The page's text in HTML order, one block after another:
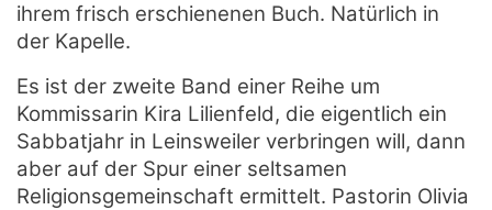
ihrem frisch erschienenen Buch. Natürlich in
der Kapelle.
Es ist der zweite Band einer Reihe um
Kommissarin Kira Lilienfeld, die eigentlich ein
Sabbatjahr in Leinsweiler verbringen will, dann
aber auf der Spur einer seltsamen
Religionsgemeinschaft ermittelt. Pastorin Olivia